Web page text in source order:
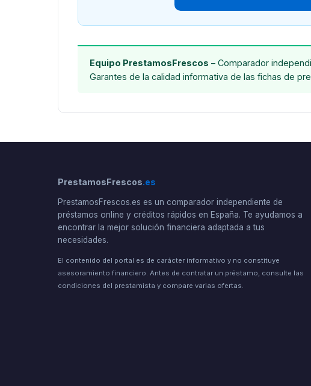
Equipo PrestamosFrescos – Comparador
Garantes de la calidad informativa de las fichas de
PrestamosFrescos.es
PrestamosFrescos.es es un comparador independiente de
préstamos online y créditos rápidos en España. Te ayudamos a
encontrar la mejor solución financiera adaptada a tus
necesidades.
El contenido del portal es de carácter informativo y no constituye
asesoramiento financiero. Antes de contratar un préstamo, consulte las
condiciones del prestamista y compare varias ofertas.